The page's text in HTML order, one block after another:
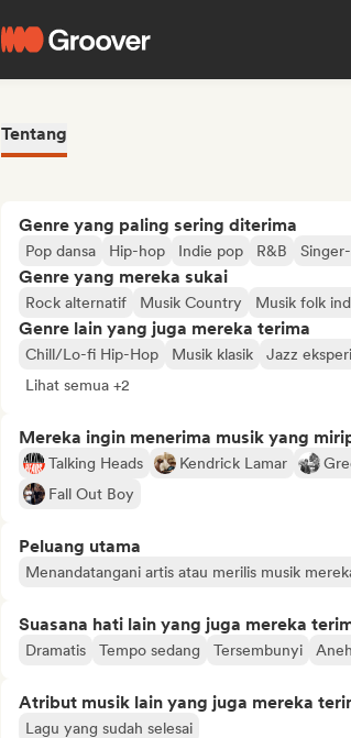
Tentang
Genre yang paling sering diterima
Pop dansa Hip-hop Indie pop R&B
Genre yang mereka sukai
Rock alternatif Musik Country Musik folk
Genre lain yang juga mereka terima
Chill/Lo-fi Hip-Hop Musik klasik Jazz
Lihat semua +2
Mereka ingin menerima musik yang
Talking Heads Kendrick Lamar
Fall Out Boy
Peluang utama
Menandatangani artis atau merilis musik
Suasana hati lain yang juga mereka
Dramatis Tempo sedang Tersembunyi Aneh
Atribut musik lain yang juga mereka
Lagu yang sudah selesai